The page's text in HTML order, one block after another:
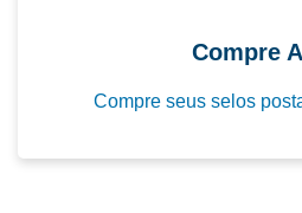
Compre
Compre seus selos